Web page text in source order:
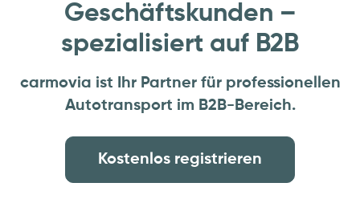
Geschäftskunden –
spezialisiert auf B2B
carmovia ist Ihr Partner für professionellen
Autotransport im B2B-Bereich.
Kostenlos registrieren